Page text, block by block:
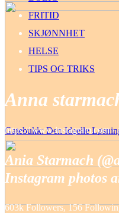
Gatebukk: Den Ideelle
FRITID
SKJØNNHET
HELSE
TIPS OG TRIKS
Anna
https:// www.instagram.com
Ania Starmach
Instagram photos
603k Followers, 156